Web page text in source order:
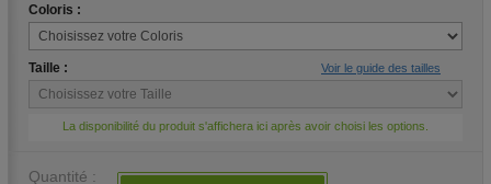
Coloris :
Taille : Voir le guide des tailles
La disponibilité du produit s'affichera ici après avoir choisi les options.
Quantité :